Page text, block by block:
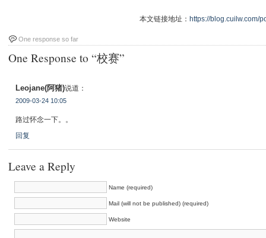
本文链接地址： https://blog.cuilw.com/
One response so far
One Response to “校赛”
Leojane(阿猪)说道：
2009-03-24 10:05
路过怀念一下。。
回复
Leave a Reply
Name (required)
Mail (will not be published) (required)
Website